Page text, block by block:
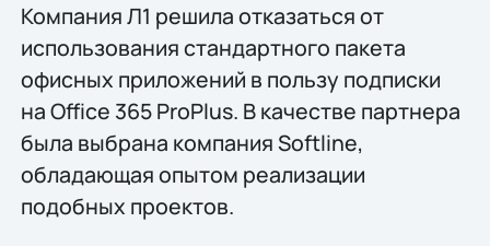
Компания Л1 решила отказаться от
использования стандартного пакета
офисных приложений в пользу подписки
на Office 365 ProPlus. В качестве партнера
была выбрана компания Softline,
обладающая опытом реализации
подобных проектов.